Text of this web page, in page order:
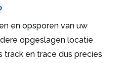
en opsporen van uw
opgeslagen locatie
track en trace dus precies